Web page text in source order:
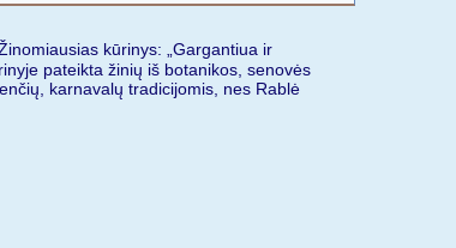
kūrinys: „Gargantiua ir
pateikta žinių iš botanikos, senovės
karnavalų tradicijomis, nes Rablė